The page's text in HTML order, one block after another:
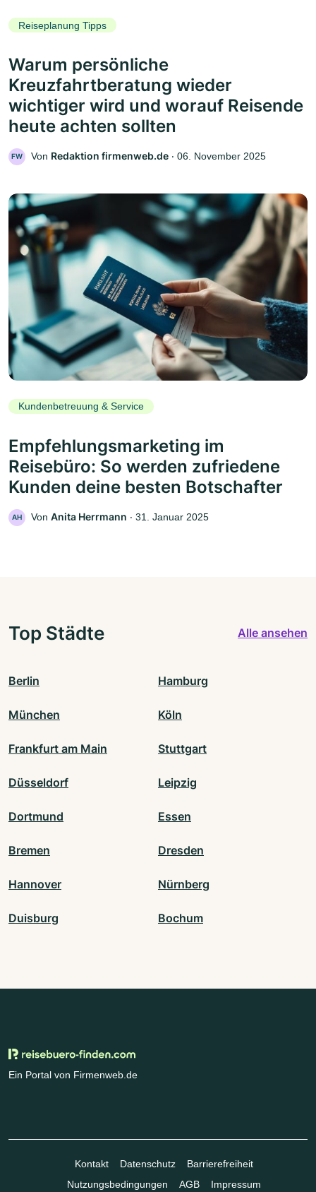
Reiseplanung Tipps
Warum persönliche
Kreuzfahrtberatung wieder
wichtiger wird und worauf Reisende
heute achten sollten
FW Von Redaktion firmenweb.de ‧ 06. November 2025
Kundenbetreuung & Service
Empfehlungsmarketing im
Reisebüro: So werden zufriedene
Kunden deine besten Botschafter
AH Von Anita Herrmann ‧ 31. Januar 2025
Top Städte Alle ansehen
Berlin Hamburg
München Köln
Frankfurt am Main Stuttgart
Düsseldorf Leipzig
Dortmund Essen
Bremen Dresden
Hannover Nürnberg
Duisburg Bochum
Ein Portal von Firmenweb.de
Kontakt Datenschutz
Barrierefreiheit
Nutzungsbedingungen
AGB Impressum